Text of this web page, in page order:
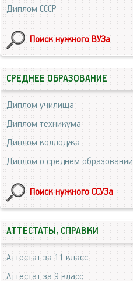
Диплом СССР
Поиск нужного ВУЗа
СРЕДНЕЕ ОБРАЗОВАНИЕ
Диплом училища
Диплом техникума
Диплом колледжа
Диплом о среднем образовании
Поиск нужного ССУЗа
АТТЕСТАТЫ, СПРАВКИ
Аттестат за 11 класс
Аттестат за 9 класс